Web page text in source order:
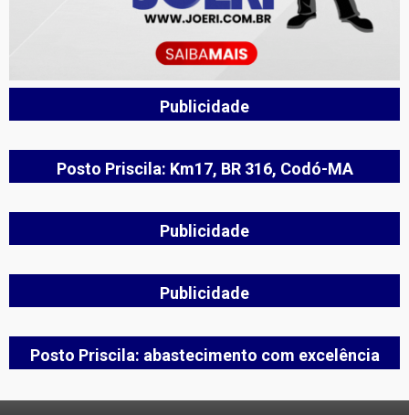
Publicidade
Posto Priscila: Km17, BR 316, Codó-MA
Publicidade
Publicidade
Posto Priscila: abastecimento com excelência